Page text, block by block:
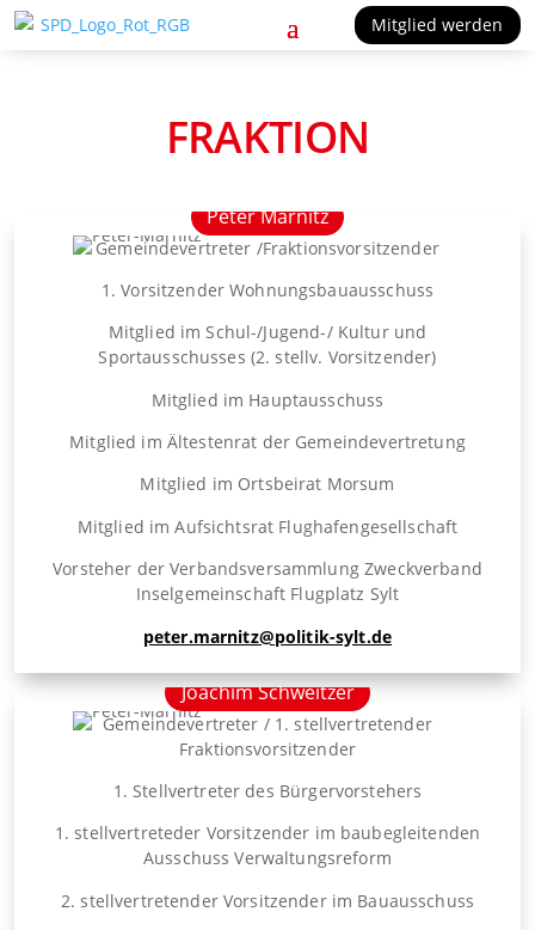
Mitglied werden
FRAKTION
Peter Marnitz
Gemeindevertreter /Fraktionsvorsitzender
1. Vorsitzender Wohnungsbauausschuss
Mitglied im Schul-/Jugend-/ Kultur und
Sportausschusses (2. stellv. Vorsitzender)
Mitglied im Hauptausschuss
Mitglied im Ältestenrat der Gemeindevertretung
Mitglied im Ortsbeirat Morsum
Mitglied im Aufsichtsrat Flughafengesellschaft
Vorsteher der Verbandsversammlung Zweckverband
Inselgemeinschaft Flugplatz Sylt
peter.marnitz@politik-sylt.de
Joachim Schweitzer
Gemeindevertreter / 1. stellvertretender
Fraktionsvorsitzender
1. Stellvertreter des Bürgervorstehers
1. stellvertreteder Vorsitzender im baubegleitenden
Ausschuss Verwaltungsreform
2. stellvertretender Vorsitzender im Bauausschuss